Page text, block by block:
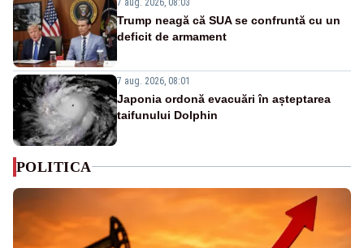
Trump neagă că SUA se confruntă cu un
deficit de armament
7 aug. 2026, 08:01
Japonia ordonă evacuări în așteptarea
taifunului Dolphin
POLITICA